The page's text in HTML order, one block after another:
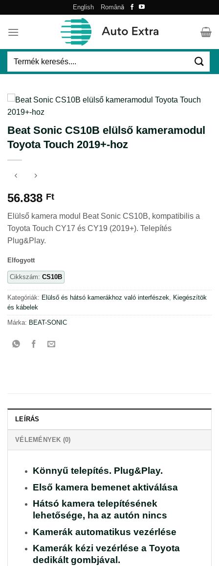
content
English Română
Keresés
Beat Sonic CS10B elülső kameramodul
Toyota Touch 2019+-hoz
56.838 Ft
Elülső kamera modul Beat Sonic CS10B, kompatibilis a
Toyota Touch CY17 és CY19 (2019+). Telepítés
Plug&Play.
Elfogyott
Cikkszám: CS10B
Kategóriák: Elülső és hátsó kamerákhoz való interfészek, Kiegészítök
és kábelek
Márka: BEAT-SONIC
LEÍRÁS
VÉLEMÉNYEK (0)
Könnyű telepítés. Plug&Play.
Első kamera bemenet aktiválása
Hátsó kamera telepítésének
lehetősége, ha az autón nincs
Kamerák automatikus vezérlése
Kamerák kézi vezérlése a Toyota
dedikált gombjával.